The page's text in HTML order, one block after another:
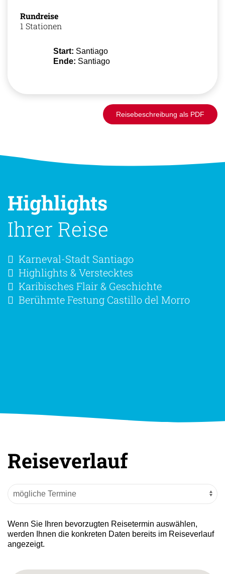
Rundreise
1 Stationen
Start: Santiago
Ende: Santiago
Reisebeschreibung als PDF
Highlights
Ihrer Reise
Karneval-Stadt Santiago
Highlights & Verstecktes
Karibisches Flair & Geschichte
Berühmte Festung Castillo del Morro
Reiseverlauf
Wenn Sie Ihren bevorzugten Reisetermin auswählen,
werden Ihnen die konkreten Daten bereits im Reiseverlauf
angezeigt.